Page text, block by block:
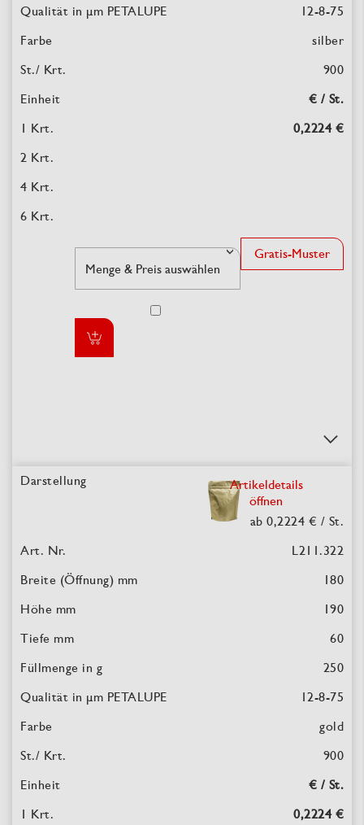
12-8-75
silber
900
€ / St.
0,2224 €
Gratis-Muster
Artikeldetails
öffnen
ab 0,2224 € / St.
L211.322
180
190
60
250
12-8-75
gold
900
€ / St.
0,2224 €